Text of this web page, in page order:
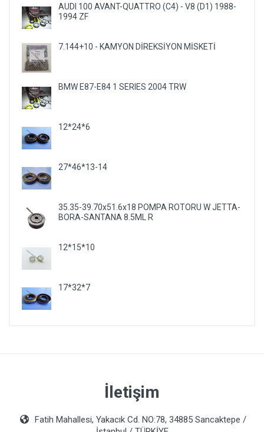
AUDI 100 AVANT-QUATTRO (C4) - V8 (D1) 1988-
1994 ZF
7.144+10 - KAMYON DİREKSİYON MİSKETİ
BMW E87-E84 1 SERIES 2004 TRW
12*24*6
27*46*13-14
35.35-39.70x51.6x18 POMPA ROTORU W JETTA-
BORA-SANTANA 8.5ML R
12*15*10
17*32*7
İletişim
Fatih Mahallesi, Yakacık Cd. NO:78, 34885 Sancaktepe /